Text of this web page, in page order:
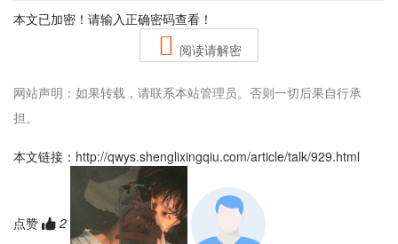
本文已加密！请输入正确密码查看！
阅读请解密
网站声明：如果转载，请联系本站管理员。否则一切后果自行承
担。
本文链接： http://qwys.shenglixingqiu.com/article/talk/929.html
点赞 2